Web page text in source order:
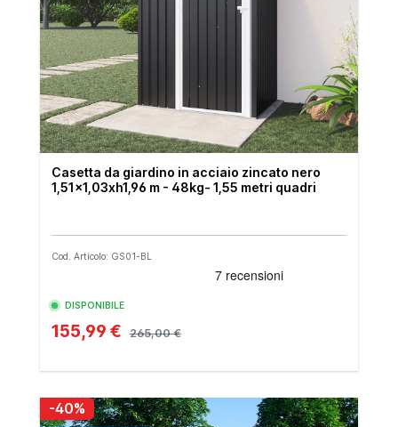
Casetta da giardino in acciaio zincato nero
1,51x1,03xh1,96 m - 48kg- 1,55 metri quadri
Cod. Articolo: GS01-BL
DISPONIBILE
155,99 € 265,00 €
-40%